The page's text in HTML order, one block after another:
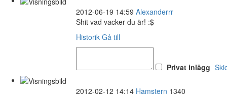
2012-06-19 14:59 Alexanderrr
Shit vad vacker du är! :$
Historik Gå till
Privat inlägg
2012-02-12 14:14 Hamstern 1340